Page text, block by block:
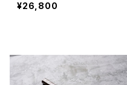
¥26,800